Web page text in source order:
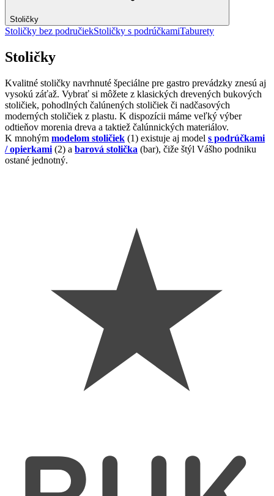
Stoličky
Stoličky bez područiekStoličky s podrúčkamiTaburety
Stoličky
Kvalitné stoličky navrhnuté špeciálne pre gastro prevádzky znesú aj
vysokú záťaž. Vybrať si môžete z klasických drevených bukových
stoličiek, pohodlných čalúnených stoličiek či nadčasových
moderných stoličiek z plastu. K dispozícii máme veľký výber
odtieňov morenia dreva a taktiež čalúnnických materiálov.
K mnohým modelom stoličiek (1) existuje aj model s podrúčkami
/ opierkami (2) a barová stolička (bar), čiže štýl Vášho podniku
ostané jednotný.